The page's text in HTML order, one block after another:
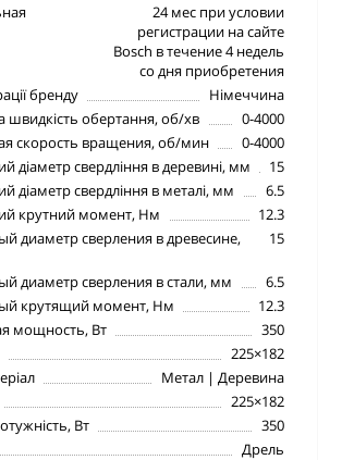
24 мес при условии
регистрации на сайте
Bosch в течение 4 недель
со дня приобретения
бренду
Німеччина
обертання, об/хв
0-4000
скорость вращения, об/мин
0-4000
діаметр свердління в деревині, мм
15
діаметр свердління в металі, мм
6.5
крутний момент, Нм
12.3
диаметр сверления в древесине,
15
диаметр сверления в стали, мм
6.5
крутящий момент, Нм
12.3
мощность, Вт
350
225×182
Метал | Деревина
225×182
Вт
350
Дрель